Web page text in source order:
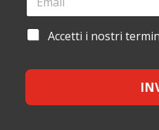
O
E
O
G
N
M
C
A
I
L
A
E
T
Accetti i nostri